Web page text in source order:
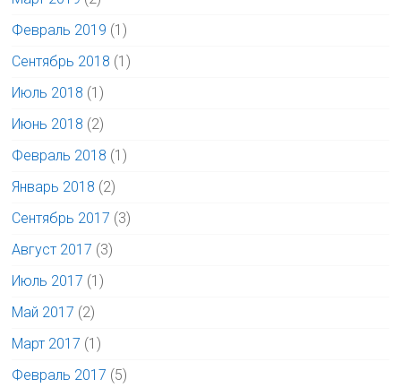
Февраль 2019 (1)
Сентябрь 2018 (1)
Июль 2018 (1)
Июнь 2018 (2)
Февраль 2018 (1)
Январь 2018 (2)
Сентябрь 2017 (3)
Август 2017 (3)
Июль 2017 (1)
Май 2017 (2)
Март 2017 (1)
Февраль 2017 (5)